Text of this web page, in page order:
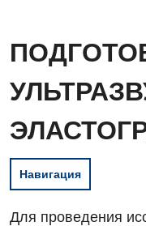
Навигация
Для проведения